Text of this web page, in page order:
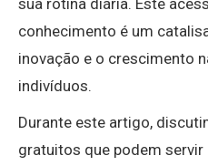
conhecimento é um
inovação e o crescimento
indivíduos.
Durante este artigo,
gratuitos que podem